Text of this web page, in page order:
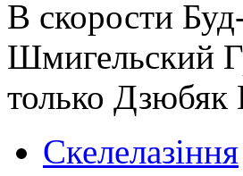
В скорости
Шмигельский
только Дзюбяк
Скелелазіння